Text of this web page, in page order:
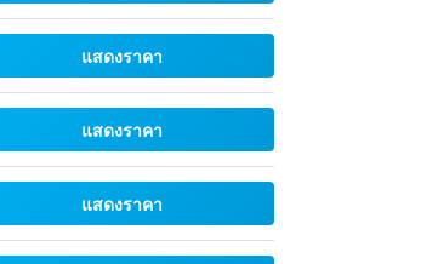
แสดงราคา
แสดงราคา
แสดงราคา